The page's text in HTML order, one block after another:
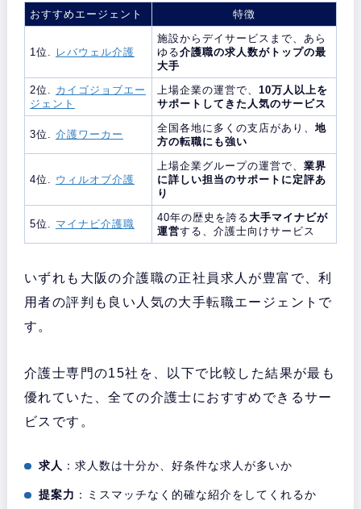
おすすめエージェント 特徴
1位. レバウェル介護
施設からデイサービスまで、あら
ゆる介護職の求人数がトップの最
大手
2位. カイゴジョブエー
ジェント
上場企業の運営で、 10万人以上を
サポートしてきた人気のサービス
3位. 介護ワーカー
全国各地に多くの支店があり、 地
方の転職にも強い
4位. ウィルオブ介護
上場企業グループの運営で、 業界
に詳しい担当のサポートに定評あ
り
5位. マイナビ介護職
40年の歴史を誇る大手マイナビが
運営する、介護士向けサービス
いずれも大阪の介護職の正社員求人が豊富で、利
用者の評判も良い人気の大手転職エージェントで
す。
介護士専門の15社を、以下で比較した結果が最も
優れていた、全ての介護士におすすめできるサー
ビスです。
求人 ：求人数は十分か、好条件な求人が多いか
提案力 ：ミスマッチなく的確な紹介をしてくれるか